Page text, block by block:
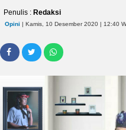
NASIONAL
INTERNASIONAL
EKOBIS
INDONESIA
DUNIA
HEALTH
PROPERTY
LIFESTYLE
Penulis : Redaksi
Opini | Kamis, 10 Desember 2020 | 12:40